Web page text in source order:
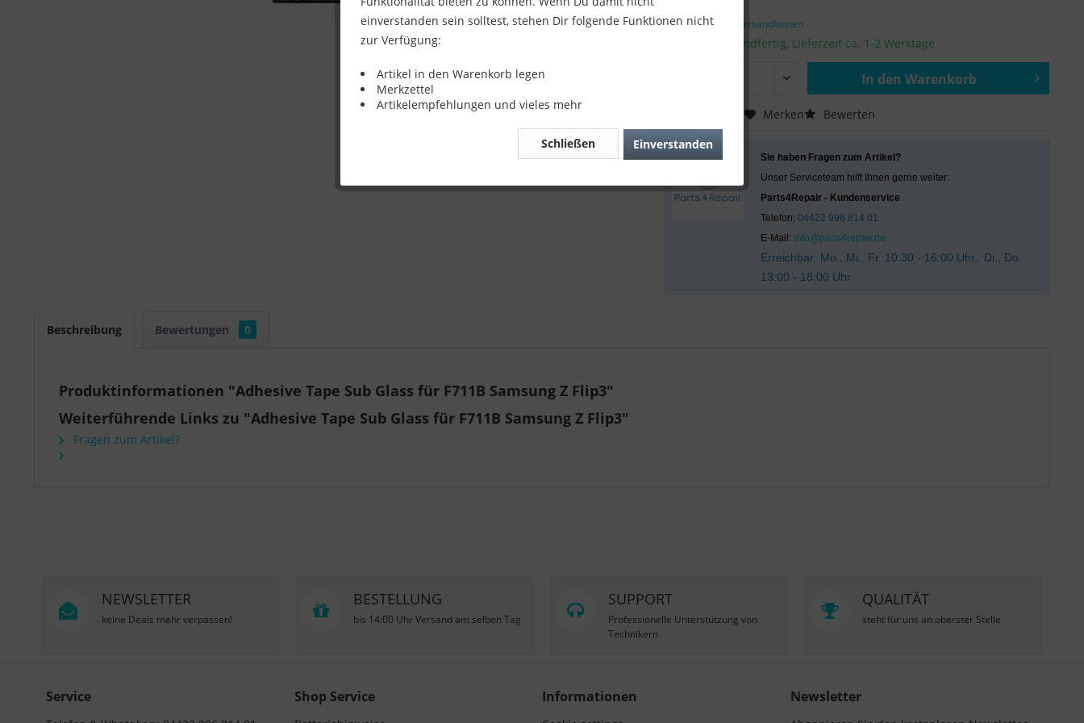
inkl. MwSt. zzgl. Versandkosten
Sofort versandfertig, Lieferzeit ca. 1-2 Werktage
In den Warenkorb
Vergleichen Merken Bewerten
Sie haben Fragen zum Artikel?
Unser Serviceteam hilft Ihnen gerne weiter:
Parts4Repair - Kundenservice
Telefon:04422 996 814 01
E-Mail: info@parts4repair.de
Erreichbar: Mo., Mi., Fr. 10:30 - 16:00 Uhr, Di., Do.
13:00 - 18:00 Uhr
Beschreibung Bewertungen 0
Produktinformationen "Adhesive Tape Sub Glass für F711B Samsung Z Flip3"
Weiterführende Links zu "Adhesive Tape Sub Glass für F711B Samsung Z Flip3"
Fragen zum Artikel?
NEWSLETTER
keine Deals mehr verpassen!
BESTELLUNG
bis 14:00 Uhr Versand am selben Tag
SUPPORT
Professionelle Unterstützung von
Technikern
QUALITÄT
steht für uns an oberster Stelle
Service Shop Service Informationen Newsletter
einverstanden sein solltest, stehen Dir folgende Funktionen nicht
zur Verfügung:
Artikel in den Warenkorb legen
Merkzettel
Artikelempfehlungen und vieles mehr
Einverstanden
Schließen